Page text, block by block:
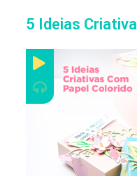
5 Ideias